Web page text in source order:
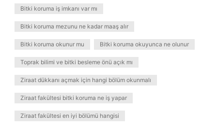
Bitki koruma iş imkanı var mı
Bitki koruma mezunu ne kadar maaş alır
Bitki koruma okunur mu Bitki koruma okuyunca ne olunur
Toprak bilimi ve bitki besleme önü açık mı
Ziraat dükkanı açmak için hangi bölüm okunmalı
Ziraat fakültesi bitki koruma ne iş yapar
Ziraat fakültesi en iyi bölümü hangisi